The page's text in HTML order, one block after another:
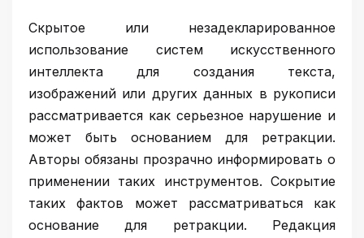
Скрытое или незадекларированное
использование систем искусственного
интеллекта для создания текста,
изображений или других данных в рукописи
рассматривается как серьезное нарушение и
может быть основанием для ретракции.
Авторы обязаны прозрачно информировать о
применении таких инструментов. Сокрытие
таких фактов может рассматриваться как
основание для ретракции. Редакция